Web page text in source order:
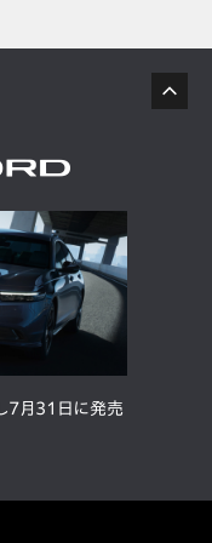
7月31日に発売